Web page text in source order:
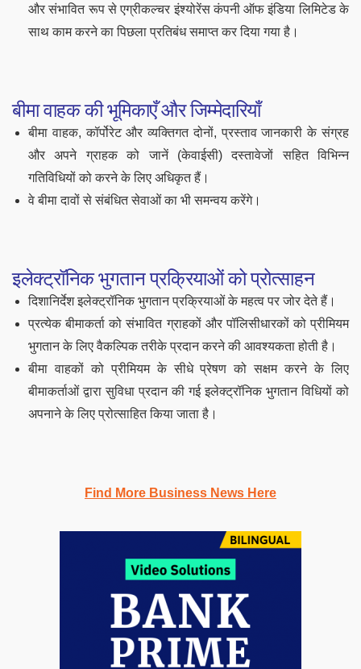
और संभावित रूप से एग्रीकल्चर इंश्योरेंस कंपनी ऑफ इंडिया लिमिटेड के
साथ काम करने का पिछला प्रतिबंध समाप्त कर दिया गया है।
बीमा वाहक की भूमिकाएँ और जिम्मेदारियाँ
बीमा वाहक, कॉर्पोरेट और व्यक्तिगत दोनों, प्रस्ताव जानकारी के संग्रह
और अपने ग्राहक को जानें (केवाईसी) दस्तावेजों सहित विभिन्न
गतिविधियों को करने के लिए अधिकृत हैं।
वे बीमा दावों से संबंधित सेवाओं का भी समन्वय करेंगे।
इलेक्ट्रॉनिक भुगतान प्रक्रियाओं को प्रोत्साहन
दिशानिर्देश इलेक्ट्रॉनिक भुगतान प्रक्रियाओं के महत्व पर जोर देते हैं।
प्रत्येक बीमाकर्ता को संभावित ग्राहकों और पॉलिसीधारकों को प्रीमियम
भुगतान के लिए वैकल्पिक तरीके प्रदान करने की आवश्यकता होती है।
बीमा वाहकों को प्रीमियम के सीधे प्रेषण को सक्षम करने के लिए
बीमाकर्ताओं द्वारा सुविधा प्रदान की गई इलेक्ट्रॉनिक भुगतान विधियों को
अपनाने के लिए प्रोत्साहित किया जाता है।
Find More Business News Here